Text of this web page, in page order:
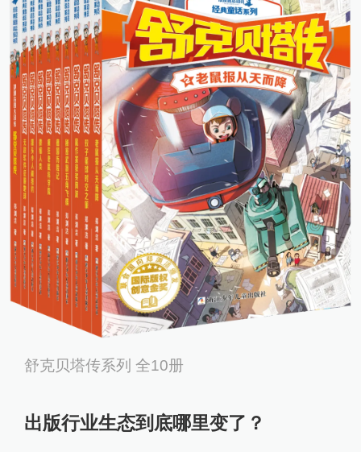
舒克贝塔传系列 全10册
出版行业生态到底哪里变了？